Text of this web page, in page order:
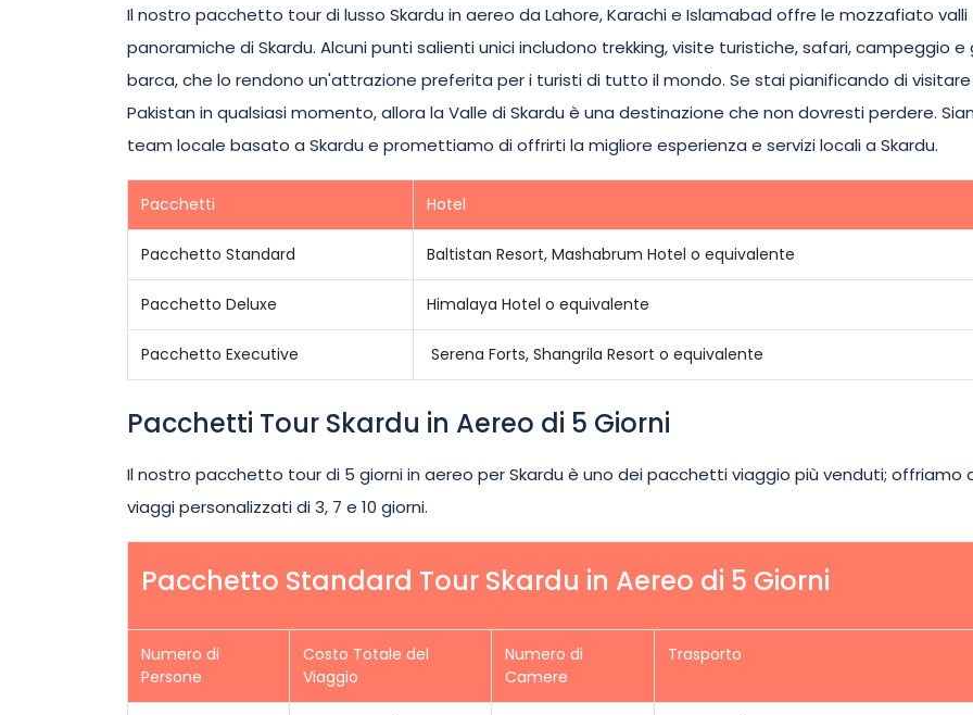
Il nostro pacchetto tour di lusso Skardu in aereo da Lahore, Karachi e Islamabad offre le mozzafiato valli
panoramiche di Skardu. Alcuni punti salienti unici includono trekking, visite turistiche, safari, campeggio e
barca, che lo rendono un'attrazione preferita per i turisti di tutto il mondo. Se stai pianificando di visitare
Pakistan in qualsiasi momento, allora la Valle di Skardu è una destinazione che non dovresti perdere.
team locale basato a Skardu e promettiamo di offrirti la migliore esperienza e servizi locali a Skardu.
Pacchetti Hotel
Pacchetto Standard Baltistan Resort, Mashabrum Hotel o equivalente
Pacchetto Deluxe Himalaya Hotel o equivalente
Pacchetto Executive Serena Forts, Shangrila Resort o equivalente
Pacchetti Tour Skardu in Aereo di 5 Giorni
Il nostro pacchetto tour di 5 giorni in aereo per Skardu è uno dei pacchetti viaggio più venduti; offriamo
viaggi personalizzati di 3, 7 e 10 giorni.
Pacchetto Standard Tour Skardu in Aereo di 5 Giorni
Numero di
Persone
Costo Totale del
Viaggio
Numero di
Camere
Trasporto